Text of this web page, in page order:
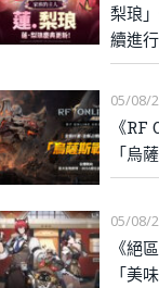
梨琅
續進
05/08/
《
「烏
05/08/
《絕
「美